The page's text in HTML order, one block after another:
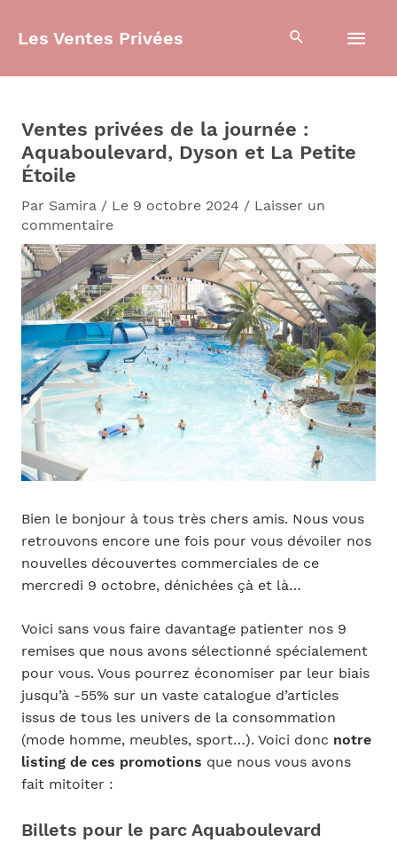
Les Ventes Privées
Ventes privées de la journée :
Aquaboulevard, Dyson et La Petite
Étoile
Par Samira / Le 9 octobre 2024 / Laisser un
commentaire
Bien le bonjour à tous très chers amis. Nous vous
retrouvons encore une fois pour vous dévoiler nos
nouvelles découvertes commerciales de ce
mercredi 9 octobre, dénichées çà et là…
Voici sans vous faire davantage patienter nos 9
remises que nous avons sélectionné spécialement
pour vous. Vous pourrez économiser par leur biais
jusqu’à -55% sur un vaste catalogue d’articles
issus de tous les univers de la consommation
(mode homme, meubles, sport…). Voici donc notre
listing de ces promotions que nous vous avons
fait mitoiter :
Billets pour le parc Aquaboulevard